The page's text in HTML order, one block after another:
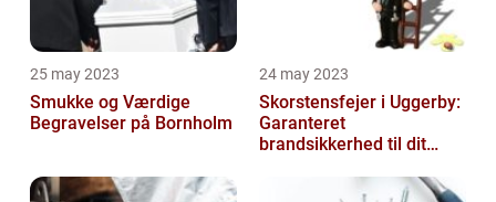
25 may 2023
Smukke og Værdige
Begravelser på Bornholm
24 may 2023
Skorstensfejer i Uggerby:
Garanteret
brandsikkerhed til dit